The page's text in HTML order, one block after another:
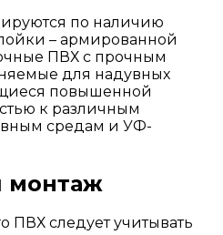
по наличию
– армированной
ПВХ с прочным
для надувных
повышенной
к различным
средам и УФ-
монтаж
ПВХ следует учитывать